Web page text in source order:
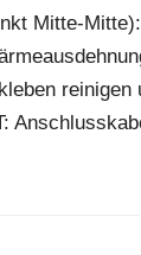
Mitte-